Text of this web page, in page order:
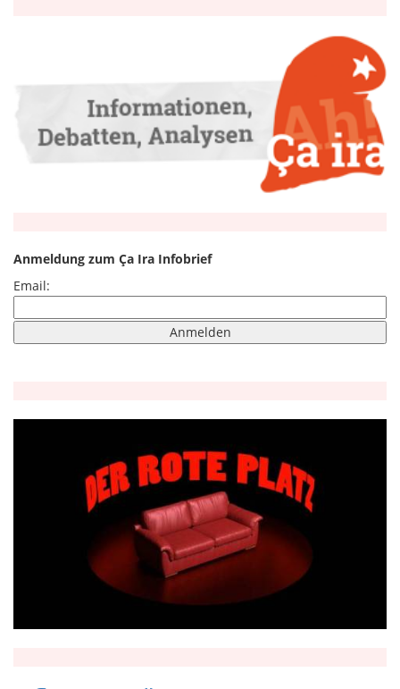
Anmeldung zum Ça Ira Infobrief
Email: